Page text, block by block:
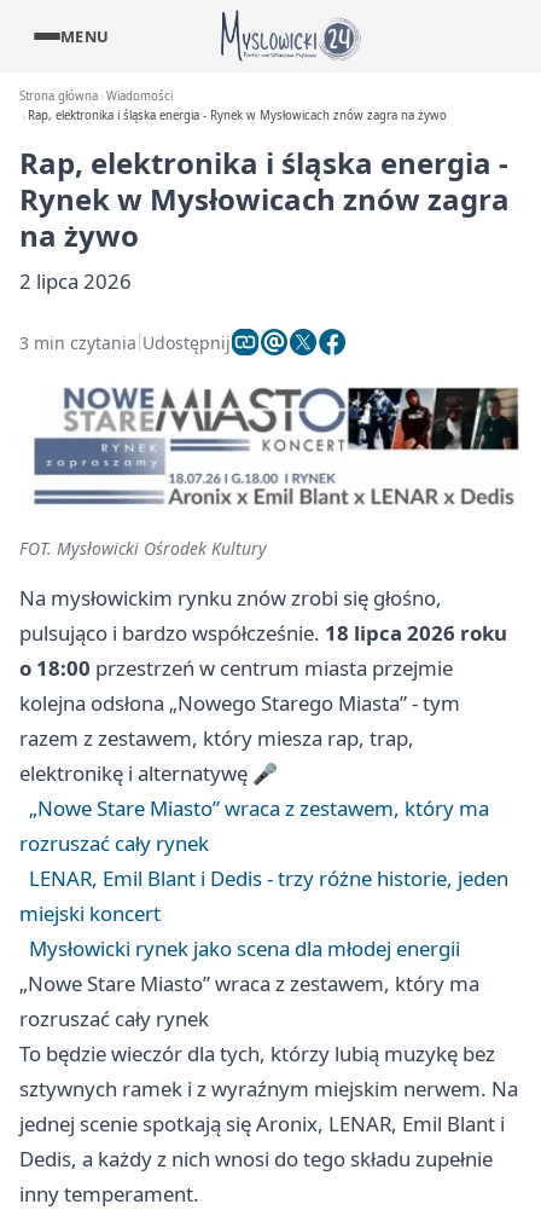
MENU
Strona główna Wiadomości
Rap, elektronika i śląska energia - Rynek w Mysłowicach znów zagra na żywo
Rap, elektronika i śląska energia -
Rynek w Mysłowicach znów zagra
na żywo
2 lipca 2026
3 min czytania Udostępnij
FOT. Mysłowicki Ośrodek Kultury
Na mysłowickim rynku znów zrobi się głośno,
pulsująco i bardzo współcześnie. 18 lipca 2026 roku
o 18:00 przestrzeń w centrum miasta przejmie
kolejna odsłona „Nowego Starego Miasta” - tym
razem z zestawem, który miesza rap, trap,
elektronikę i alternatywę 🎤
„Nowe Stare Miasto” wraca z zestawem, który ma
rozruszać cały rynek
LENAR, Emil Blant i Dedis - trzy różne historie, jeden
miejski koncert
Mysłowicki rynek jako scena dla młodej energii
„Nowe Stare Miasto” wraca z zestawem, który ma
rozruszać cały rynek
To będzie wieczór dla tych, którzy lubią muzykę bez
sztywnych ramek i z wyraźnym miejskim nerwem. Na
jednej scenie spotkają się Aronix, LENAR, Emil Blant i
Dedis, a każdy z nich wnosi do tego składu zupełnie
inny temperament.